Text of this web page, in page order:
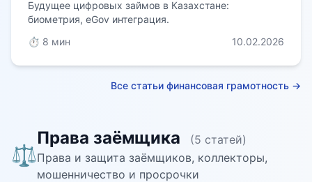
Будущее цифровых займов в Казахстане:
биометрия, eGov интеграция.
⏱️ 8 мин
10.02.2026
Все статьи финансовая грамотность →
⚖️
Права заёмщика
(5 статей)
Права и защита заёмщиков, коллекторы,
мошенничество и просрочки